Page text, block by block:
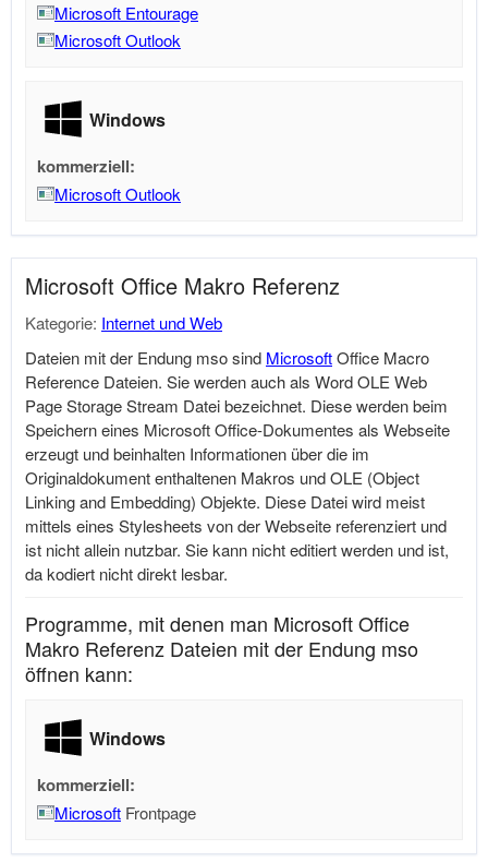
Microsoft Entourage
Microsoft Outlook
Windows
kommerziell:
Microsoft Outlook
Microsoft Office Makro Referenz
Kategorie: Internet und Web
Dateien mit der Endung mso sind MicrosoftOffice Macro
Reference Dateien. Sie werden auch als Word OLE Web
Page Storage Stream Datei bezeichnet. Diese werden beim
Speichern eines MicrosoftOffice-Dokumentes als Webseite
erzeugt und beinhalten Informationen über die im
Originaldokument enthaltenen Makros und OLE (Object
Linking and Embedding) Objekte. Diese Datei wird meist
mittels eines Stylesheets von der Webseite referenziert und
ist nicht allein nutzbar. Sie kann nicht editiert werden und ist,
da kodiert nicht direkt lesbar.
Programme, mit denen man Microsoft Office
Makro Referenz Dateien mit der Endung mso
öffnen kann:
Windows
kommerziell:
Microsoft Frontpage